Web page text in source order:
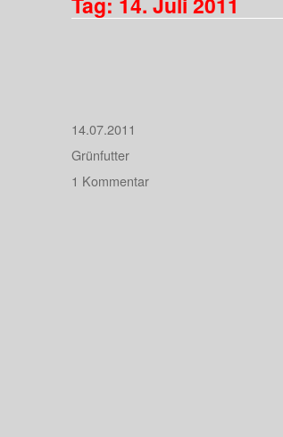
Veröffentlicht
am
14.07.2011
Kategorien
Grünfutter
1 Kommentarzu